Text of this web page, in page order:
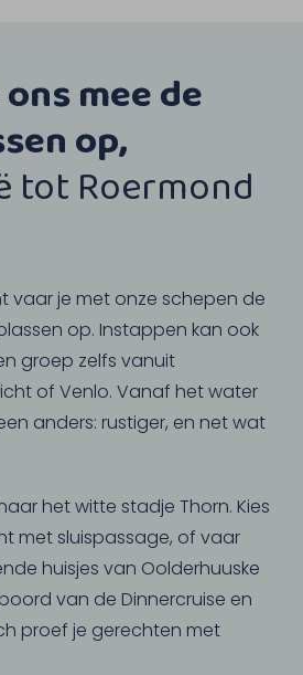
mee de
op,
tot Roermond
vaar je met onze schepen de
op. Instappen kan ook
groep zelfs vanuit
of Venlo. Vanaf het water
anders: rustiger, en net wat
het witte stadje Thorn. Kies
met sluispassage, of vaar
huisjes van Oolderhuuske
van de Dinnercruise en
proef je gerechten met